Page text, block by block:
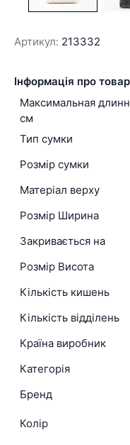
Артикул: 213332
Інформація про
Максимальная
см
Тип сумки
Розмір сумки
Матеріал верху
Розмір Ширина
Закривається на
Розмір Висота
Кількість кишень
Кількість відділень
Країна виробник
Категорія
Бренд
Колір